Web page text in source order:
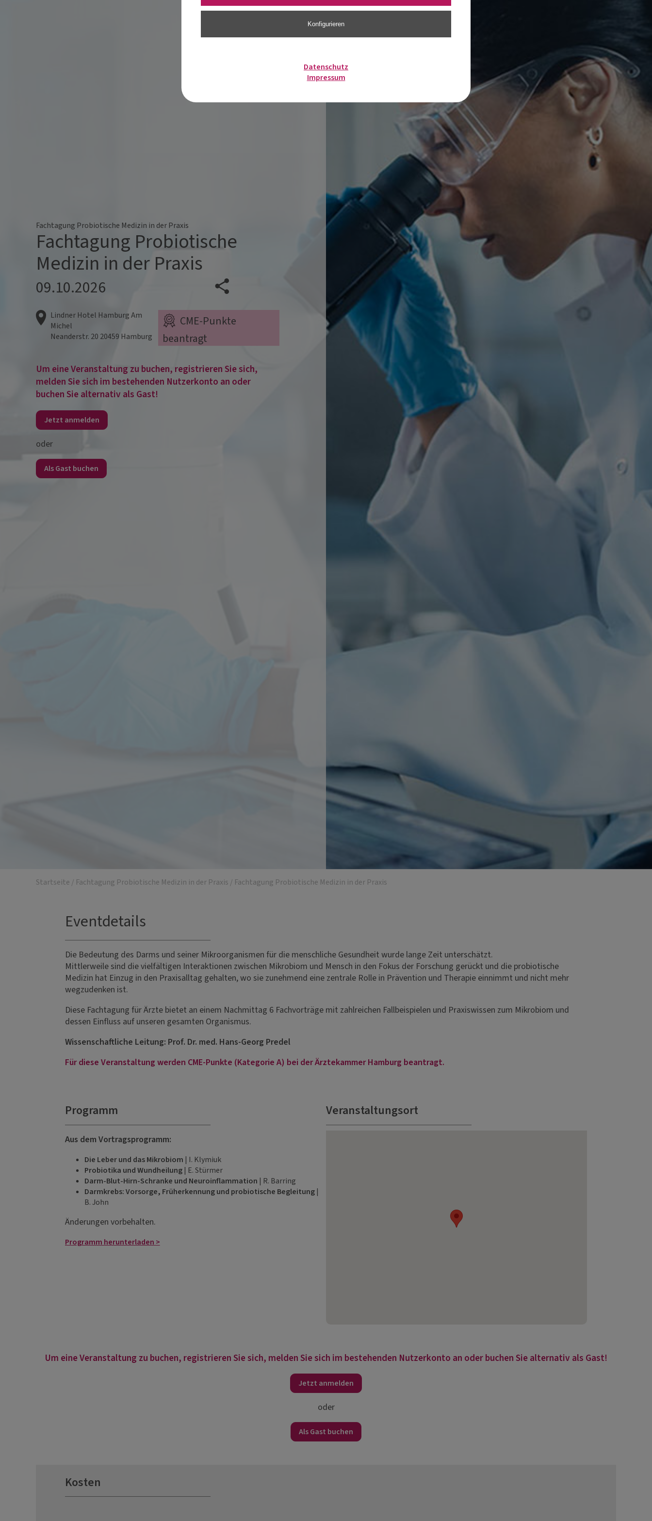
Fachtagung Probiotische Medizin in der Praxis
Fachtagung Probiotische
Medizin in der Praxis
09.10.2026
Veranstaltung teilen
Lindner Hotel Hamburg Am
Michel
Neanderstr. 20 20459 Hamburg
CME-Punkte
beantragt
Um eine Veranstaltung zu buchen, registrieren Sie sich,
melden Sie sich im bestehenden Nutzerkonto an oder
buchen Sie alternativ als Gast!
Jetzt anmelden
oder
Als Gast buchen
Startseite / Fachtagung Probiotische Medizin in der Praxis / Fachtagung Probiotische Medizin in der Praxis
Eventdetails
Die Bedeutung des Darms und seiner Mikroorganismen für die menschliche Gesundheit wurde lange Zeit unterschätzt.
Mittlerweile sind die vielfältigen Interaktionen zwischen Mikrobiom und Mensch in den Fokus der Forschung gerückt und die probiotische
Medizin hat Einzug in den Praxisalltag gehalten, wo sie zunehmend eine zentrale Rolle in Prävention und Therapie einnimmt und nicht mehr
wegzudenken ist.
Diese Fachtagung für Ärzte bietet an einem Nachmittag 6 Fachvorträge mit zahlreichen Fallbeispielen und Praxiswissen zum Mikrobiom und
dessen Einfluss auf unseren gesamten Organismus.
Wissenschaftliche Leitung: Prof. Dr. med. Hans-Georg Predel
Für diese Veranstaltung werden CME-Punkte (Kategorie A) bei der Ärztekammer Hamburg beantragt.
Programm
Aus dem Vortragsprogramm:
Die Leber und das Mikrobiom | I. Klymiuk
Probiotika und Wundheilung| E. Stürmer
Darm-Blut-Hirn-Schranke und Neuroinflammation | R. Barring
Darmkrebs: Vorsorge, Früherkennung und probiotische Begleitung|
B. John
Änderungen vorbehalten.
Programm herunterladen >
Veranstaltungsort
Um eine Veranstaltung zu buchen, registrieren Sie sich, melden Sie sich im bestehenden Nutzerkonto an oder buchen Sie alternativ als Gast!
Jetzt anmelden
oder
Als Gast buchen
Kosten
Konfigurieren
Datenschutz
Impressum